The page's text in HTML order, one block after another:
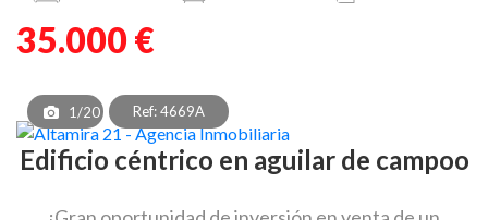
35.000 €
1/20 Ref: 4669A
Edificio céntrico en aguilar de campoo